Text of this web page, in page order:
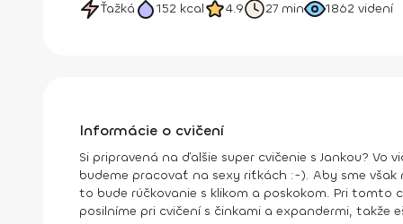
Ťažká 152 kcal 4.9 27 min 1862 videní
Informácie o cvičení
Si pripravená na ďalšie super cvičenie s Jankou?
budeme pracovať na sexy riťkách :-). Aby sme však
to bude rúčkovanie s klikom a poskokom. Pri tomto
posilníme pri cvičení s činkami a expandermi, takže